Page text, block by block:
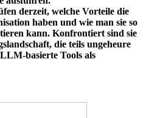
derzeit, welche Vorteile die
haben und wie man sie so
kann. Konfrontiert sind sie
die teils ungeheure
basierte Tools als